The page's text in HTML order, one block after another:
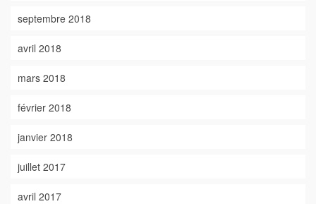
septembre 2018
avril 2018
mars 2018
février 2018
janvier 2018
juillet 2017
avril 2017